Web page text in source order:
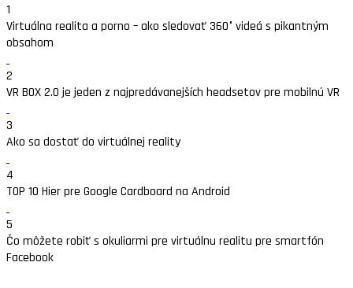
1
Virtuálna realita a porno – ako sledovať 360° videá s pikantným
obsahom
2
VR BOX 2.0 je jeden z najpredávanejších headsetov pre mobilnú VR
3
Ako sa dostať do virtuálnej reality
4
TOP 10 Hier pre Google Cardboard na Android
5
Čo môžete robiť s okuliarmi pre virtuálnu realitu pre smartfón
Facebook